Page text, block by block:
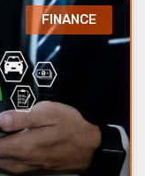
FINANCE